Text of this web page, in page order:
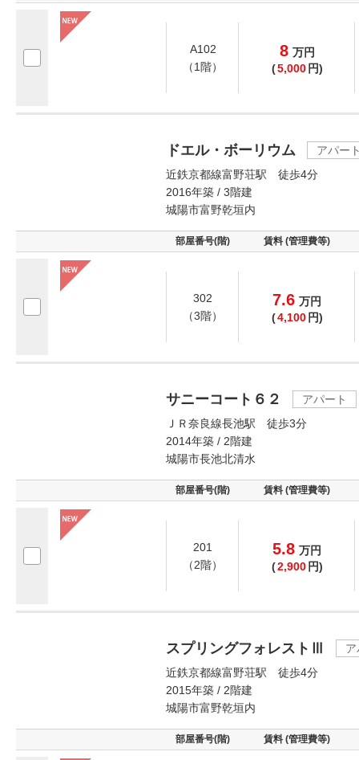
A102
（1階）
8 万円
(5,000 円)
ドエル・ボーリウム
アパー
近鉄京都線富野荘駅 徒歩4分
2016年築 / 3階建
城陽市富野乾垣内
部屋番号(階) 賃料 (管理費等)
302
（3階）
7.6 万円
(4,100 円)
サニーコート６２
アパート
ＪＲ奈良線長池駅 徒歩3分
2014年築 / 2階建
城陽市長池北清水
部屋番号(階) 賃料 (管理費等)
201
（2階）
5.8 万円
(2,900 円)
スプリングフォレストⅢ
近鉄京都線富野荘駅 徒歩4分
2015年築 / 2階建
城陽市富野乾垣内
部屋番号(階) 賃料 (管理費等)